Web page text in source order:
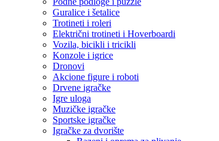
Guralice i šetalice
Trotineti i roleri
Električni trotineti i Hoverboardi
Vozila, bicikli i tricikli
Konzole i igrice
Dronovi
Akcione figure i roboti
Drvene igračke
Igre uloga
Muzičke igračke
Sportske igračke
‎Igračke za dvorište